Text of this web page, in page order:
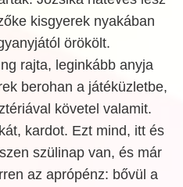
kisgyerek nyakában
örökölt.
rajta, leginkább anyja
berohan a játéküzletbe,
követel valamit.
kardot. Ezt mind, itt és
szülinap van, és már
az aprópénz: bővül a